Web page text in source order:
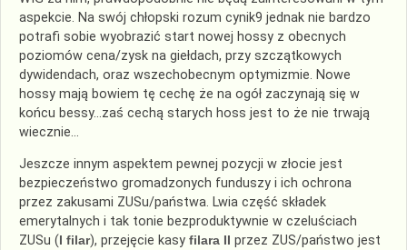
aspekcie. Na swój chłopski rozum cynik9 jednak nie bardzo
potrafi sobie wyobrazić start nowej hossy z obecnych
poziomów cena/zysk na giełdach, przy szczątkowych
dywidendach, oraz wszechobecnym optymizmie. Nowe
hossy mają bowiem tę cechę że na ogół zaczynają się w
końcu bessy…zaś cechą starych hoss jest to że nie trwają
wiecznie…
Jeszcze innym aspektem pewnej pozycji w złocie jest
bezpieczeństwo gromadzonych funduszy i ich ochrona
przez zakusami ZUSu/państwa. Lwia część składek
emerytalnych i tak tonie bezproduktywnie w czeluściach
ZUSu (I filar), przejęcie kasy filara II przez ZUS/państwo jest